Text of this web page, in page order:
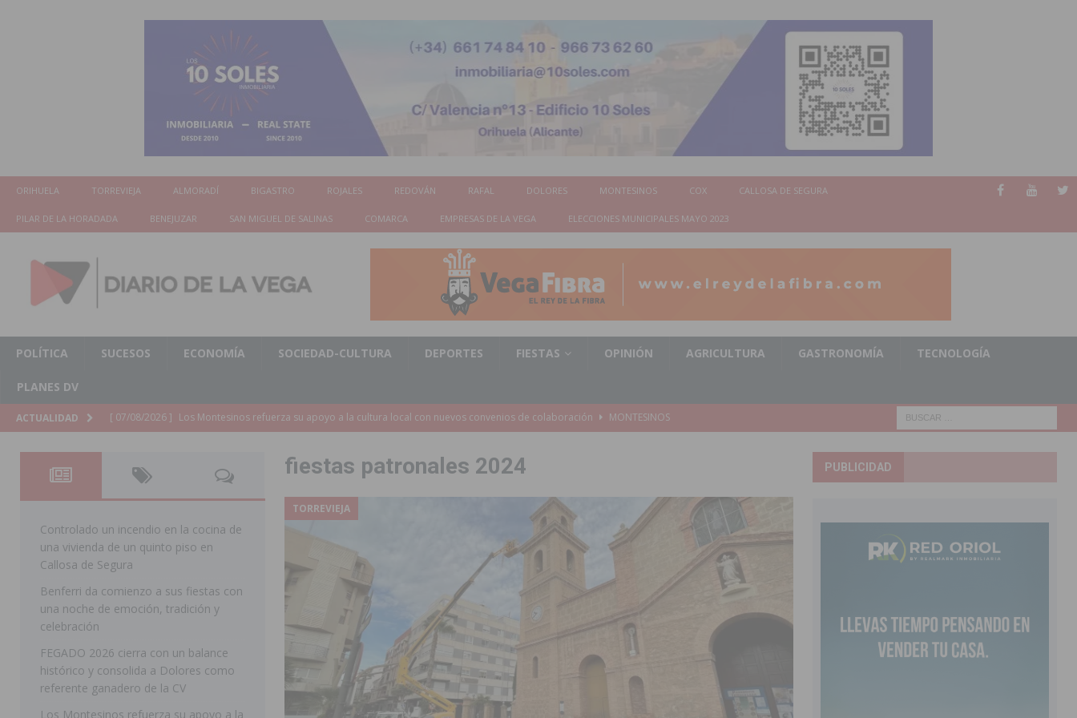
ORIHUELA TORREVIEJA ALMORADÍ BIGASTRO ROJALES REDOVÁN RAFAL DOLORES MONTESINOS COX CALLOSA DE SEGURA
PILAR DE LA HORADADA BENEJUZAR SAN MIGUEL DE SALINAS COMARCA EMPRESAS DE LA VEGA ELECCIONES MUNICIPALES MAYO 2023
POLÍTICA SUCESOS ECONOMÍA SOCIEDAD-CULTURA DEPORTES FIESTAS OPINIÓN AGRICULTURA GASTRONOMÍA TECNOLOGÍA
PLANES DV
ACTUALIDAD [ 07/08/2026 ] Orihuela cumple los objetivos de ‘Refluye Mi Río’ y recibirá 3,3 millones de la Fundación Biodiversidad
[ 07/08/2026 ]
Orihuela organiza un concierto sinfónico de la Orquesta de Jóvenes de la Provincia de Alicante en Las Colinas
Golf & Country Club
ORIHUELA
[ 07/08/2026 ] El Ayuntamiento de Almoradí mejora la accesibilidad de las aceras del entorno del CEIP Pascual Andreu
ALMORADÍ
Educación destina 1,2 millones adicionales al CEIP nº 2 de Catral dentro del Plan Edificant
COMARCA
[ 07/08/2026 ] La Policía Nacional desarticula un grupo criminal especializado en el robo de vehículos de alta gama mediante la
ORIHUELA
Torrevieja impulsa el empleo con la contratación de 55 personas desempleadas a través de seis programas
TORREVIEJA
fiestas patronales 2024
TORREVIEJA
Controlado un incendio en la cocina de
una vivienda de un quinto piso en
Callosa de Segura
Benferri da comienzo a sus fiestas con
una noche de emoción, tradición y
celebración
FEGADO 2026 cierra con un balance
histórico y consolida a Dolores como
referente ganadero de la CV
Los Montesinos refuerza su apoyo a la
PUBLICIDAD